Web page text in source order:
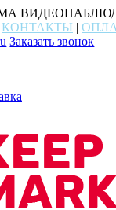
КОНТАКТЫ |
Заказать звонок